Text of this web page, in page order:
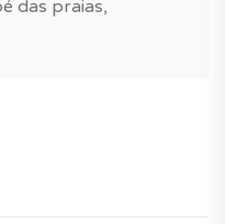
das praias,